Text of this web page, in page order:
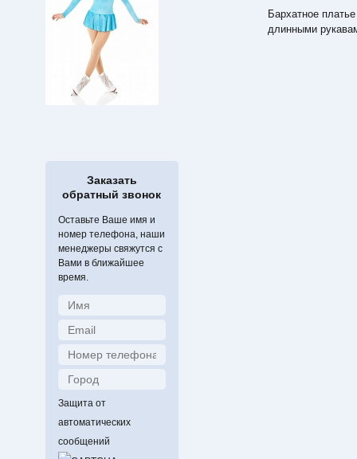
Заказать
обратный звонок
Оставьте Ваше имя и
номер телефона, наши
менеджеры свяжутся с
Вами в ближайшее
время.
Защита от
автоматических
сообщений
Бархатное
длинными